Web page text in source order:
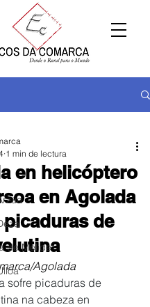
de Melide
en helicóptero
en Agolada
de
1 min de lectura
Agolada
sofre picaduras de
na cabeza en